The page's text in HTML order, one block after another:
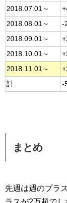
2018.07.01～
2018.08.01～
-
2018.09.01～
2018.10.01～
2018.11.01～
計
-
まとめ
先週は週のプラ